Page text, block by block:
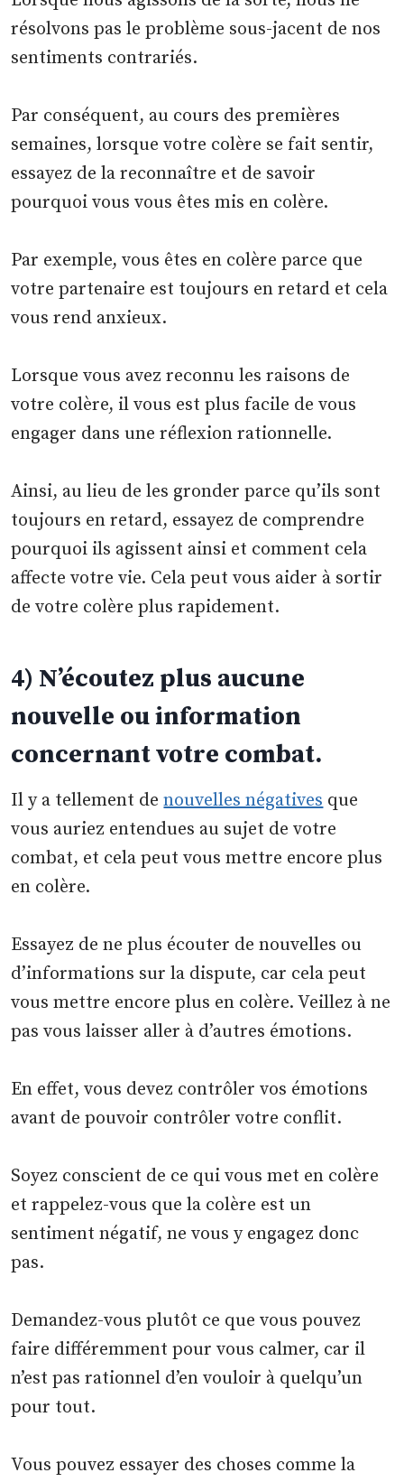
résolvons pas le problème sous-jacent de nos
sentiments contrariés.
Par conséquent, au cours des premières
semaines, lorsque votre colère se fait sentir,
essayez de la reconnaître et de savoir
pourquoi vous vous êtes mis en colère.
Par exemple, vous êtes en colère parce que
votre partenaire est toujours en retard et cela
vous rend anxieux.
Lorsque vous avez reconnu les raisons de
votre colère, il vous est plus facile de vous
engager dans une réflexion rationnelle.
Ainsi, au lieu de les gronder parce qu’ils sont
toujours en retard, essayez de comprendre
pourquoi ils agissent ainsi et comment cela
affecte votre vie. Cela peut vous aider à sortir
de votre colère plus rapidement.
4) N’écoutez plus aucune
nouvelle ou information
concernant votre combat.
Il y a tellement denouvelles négativesque
vous auriez entendues au sujet de votre
combat, et cela peut vous mettre encore plus
en colère.
Essayez de ne plus écouter de nouvelles ou
d’informations sur la dispute, car cela peut
vous mettre encore plus en colère. Veillez à ne
pas vous laisser aller à d’autres émotions.
En effet, vous devez contrôler vos émotions
avant de pouvoir contrôler votre conflit.
Soyez conscient de ce qui vous met en colère
et rappelez-vous que la colère est un
sentiment négatif, ne vous y engagez donc
pas.
Demandez-vous plutôt ce que vous pouvez
faire différemment pour vous calmer, car il
n’est pas rationnel d’en vouloir à quelqu’un
pour tout.
Vous pouvez essayer des choses comme la